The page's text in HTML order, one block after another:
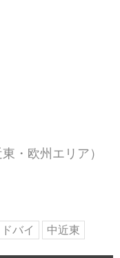
・欧州エリア）
ドバイ 中近東